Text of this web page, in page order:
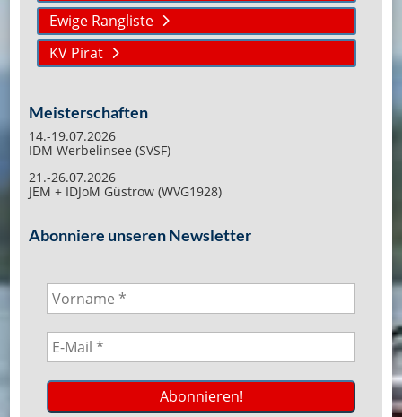
Ewige Rangliste
KV Pirat
Meisterschaften
14.-19.07.2026
IDM Werbelinsee (SVSF)
21.-26.07.2026
JEM + IDJoM Güstrow (WVG1928)
Abonniere unseren Newsletter